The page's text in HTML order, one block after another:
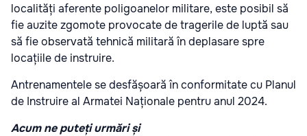
localități aferente poligoanelor militare, este posibil să
fie auzite zgomote provocate de tragerile de luptă sau
să fie observată tehnică militară în deplasare spre
locațiile de instruire.
Antrenamentele se desfășoară în conformitate cu Planul
de Instruire al Armatei Naționale pentru anul 2024.
Acum ne puteți urmări și